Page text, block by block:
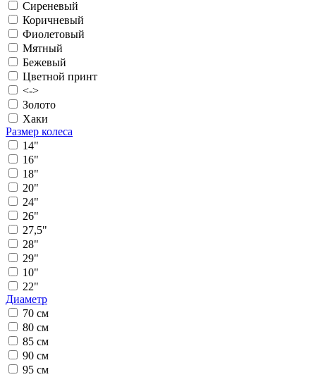
Сиреневый
Коричневый
Фиолетовый
Мятный
Бежевый
Цветной принт
<->
Золото
Хаки
Размер колеса
14"
16"
18"
20"
24"
26"
27,5"
28"
29"
10"
22"
Диаметр
70 см
80 см
85 см
90 см
95 см